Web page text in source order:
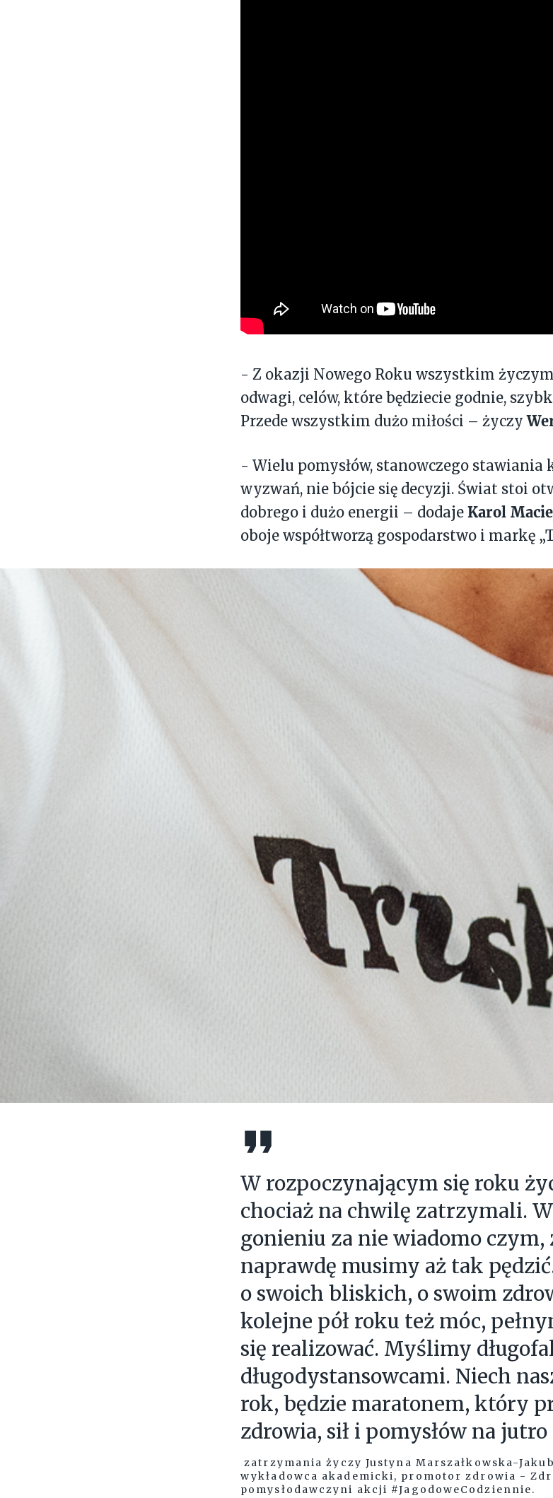
- Z okazji Nowego Roku wszystkim
odwagi, celów, które będziecie godnie,
Przede wszystkim dużo miłości – życzy
- Wielu pomysłów, stanowczego stawiania
wyzwań, nie bójcie się decyzji. Świat stoi
dobrego i dużo energii – dodaje Karol
oboje współtworzą gospodarstwo i markę
W rozpoczynającym się roku
chociaż na chwilę zatrzymali.
gonieniu za nie wiadomo czym,
naprawdę musimy aż tak
o swoich bliskich, o swoim
kolejne pół roku też móc,
się realizować. Myślimy
długodystansowcami. Niech
rok, będzie maratonem, który
zdrowia, sił i pomysłów na jutro
zatrzymania życzy Justyna Marszałkowska-
wykładowca akademicki, promotor zdrowia -
pomysłodawczyni akcji #JagodoweCodziennie.